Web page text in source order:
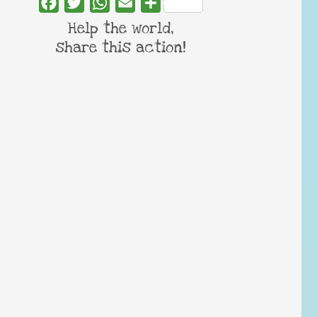
Help the world,
share this action!